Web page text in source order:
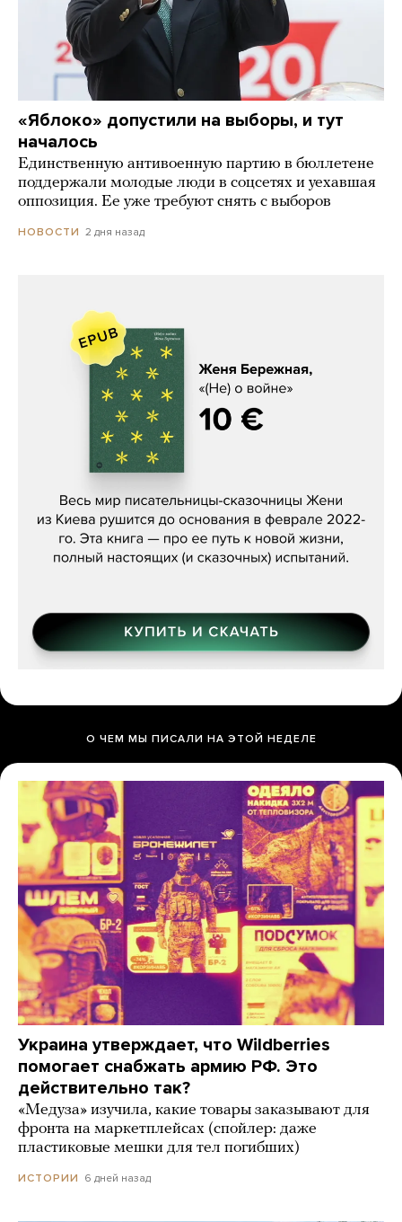
«Яблоко» допустили на выборы, и тут
началось
Единственную антивоенную партию в бюллетене
поддержали молодые люди в соцсетях и уехавшая
оппозиция. Ее уже требуют снять с выборов
НОВОСТИ 2 дня назад
Женя Бережная, «(Не) о войне»
О ЧЕМ МЫ ПИСАЛИ НА ЭТОЙ НЕДЕЛЕ
Украина утверждает, что Wildberries
помогает снабжать армию РФ. Это
действительно так?
«Медуза» изучила, какие товары заказывают для
фронта на маркетплейсах (спойлер: даже
пластиковые мешки для тел погибших)
ИСТОРИИ 6 дней назад